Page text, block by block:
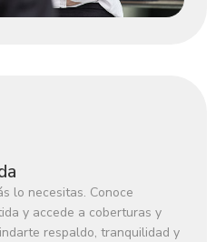
lo necesitas. Conoce
y accede a coberturas y
respaldo, tranquilidad y